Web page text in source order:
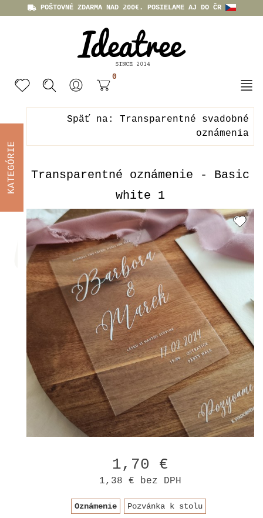
POŠTOVNÉ ZDARMA NAD 200€. POSIELAME AJ DO ČR
0
Späť na: Transparentné svadobné
oznámenia
Transparentné oznámenie - Basic
white 1
1,70 €
1,38 € bez DPH
Oznámenie Pozvánka k stolu
KATEGÓRIE